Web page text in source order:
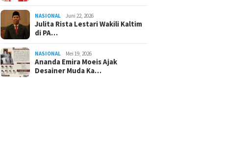
NASIONAL Juni 22, 2026
Julita Rista Lestari Wakili Kaltim
di PA…
NASIONAL Mei 19, 2026
Ananda Emira Moeis Ajak
Desainer Muda Ka…